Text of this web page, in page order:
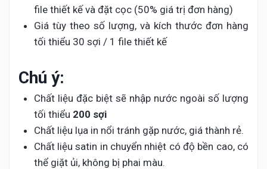
file thiết kế và đặt cọc (50% giá trị đơn hàng)
Giá tùy theo số lượng, và kích thước đơn hàng
tối thiểu 30 sợi / 1 file thiết kế
Chú ý:
Chất liệu đặc biệt sẽ nhập nước ngoài số lượng
tối thiểu 200 sợi
Chất liệu lụa in nổi tránh gặp nước, giá thành rẻ.
Chất liệu satin in chuyển nhiệt có độ bền cao, có
thể giặt ủi, không bị phai màu.